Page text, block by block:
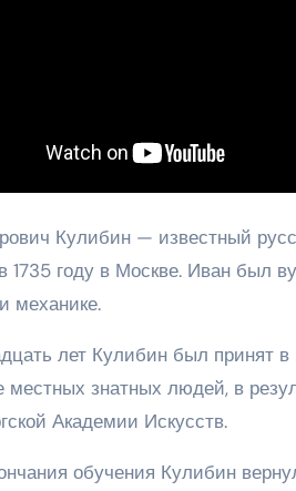
Кулибин — известный
1735 году в Москве. Иван был
механике.
лет Кулибин был принят
местных знатных людей, в
Академии Искусств.
обучения Кулибин